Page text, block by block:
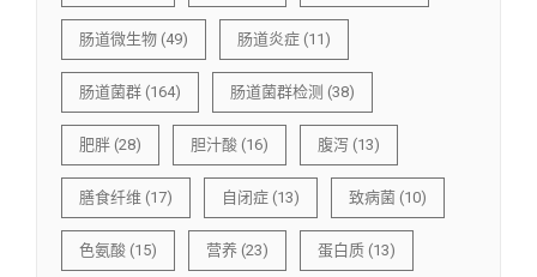
肠道微生物 (49) 肠道炎症 (11)
肠道菌群 (164) 肠道菌群检测 (38)
肥胖 (28) 胆汁酸 (16) 腹泻 (13)
膳食纤维 (17) 自闭症 (13) 致病菌 (10)
色氨酸 (15) 营养 (23) 蛋白质 (13)